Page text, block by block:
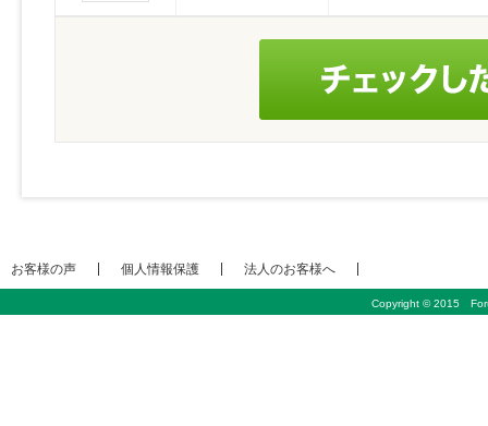
お客様の声 個人情報保護 法人のお客様へ
Copyright © 2015